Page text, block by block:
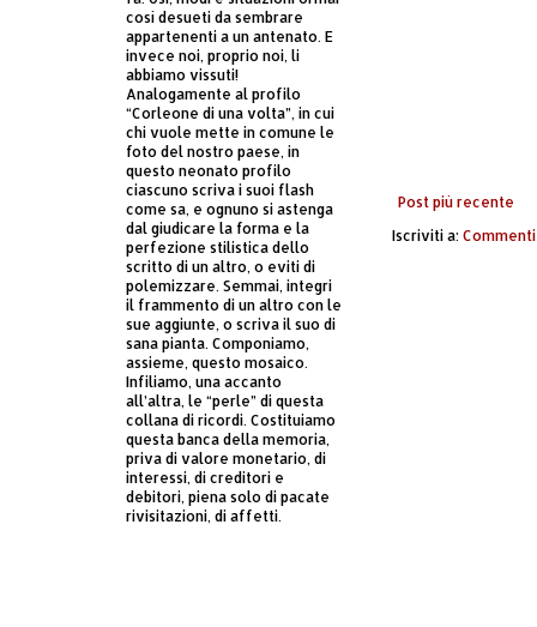
Post più recente
Iscriviti a:
così desueti da sembrare
appartenenti a un antenato. E
invece noi, proprio noi, li
abbiamo vissuti!
Analogamente al profilo
“Corleone di una volta”, in cui
chi vuole mette in comune le
foto del nostro paese, in
questo neonato profilo
ciascuno scriva i suoi flash
come sa, e ognuno si astenga
dal giudicare la forma e la
perfezione stilistica dello
scritto di un altro, o eviti di
polemizzare. Semmai, integri
il frammento di un altro con le
sue aggiunte, o scriva il suo di
sana pianta. Componiamo,
assieme, questo mosaico.
Infiliamo, una accanto
all’altra, le “perle” di questa
collana di ricordi. Costituiamo
questa banca della memoria,
priva di valore monetario, di
interessi, di creditori e
debitori, piena solo di pacate
rivisitazioni, di affetti.